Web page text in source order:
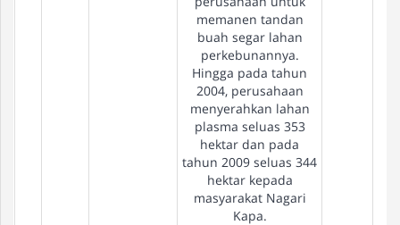
memanen tandan
buah segar lahan
perkebunannya.
Hingga pada tahun
2004, perusahaan
menyerahkan lahan
plasma seluas 353
hektar dan pada
tahun 2009 seluas 344
hektar kepada
masyarakat Nagari
Kapa.